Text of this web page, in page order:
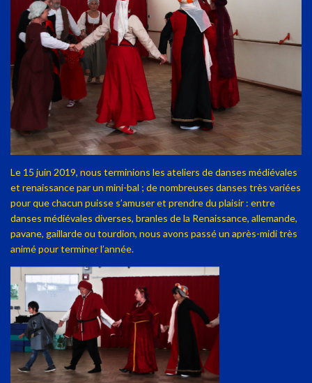
Le 15 juin 2019, nous terminions les ateliers de danses médiévales
et renaissance par un mini-bal ; de nombreuses danses très variées
pour que chacun puisse s’amuser et prendre du plaisir : entre
danses médiévales diverses, branles de la Renaissance, allemande,
pavane, gaillarde ou tourdion, nous avons passé un après-midi très
animé pour terminer l’année.